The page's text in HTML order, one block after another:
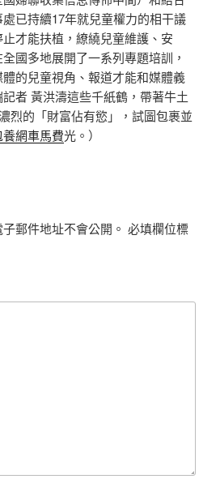
已持續17年就兒童權力的相干議
才能扶植，繚繞兒童維護、安
國多地展開了一系列專題培訓，
的兒童視角、報道才能和媒體義
者 黃洪濤這些千紙鶴，帶著牛土
烈的「財富佔有慾」，試圖包裹並
養網車馬費光。）
郵件地址不會公開。 必填欄位標